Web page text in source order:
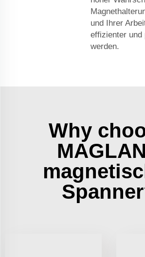
und Ihrer
effizienter und
werden.
Why